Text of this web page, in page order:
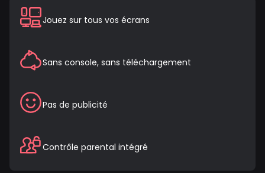
Jouez sur tous vos écrans
Sans console, sans téléchargement
Pas de publicité
Contrôle parental intégré